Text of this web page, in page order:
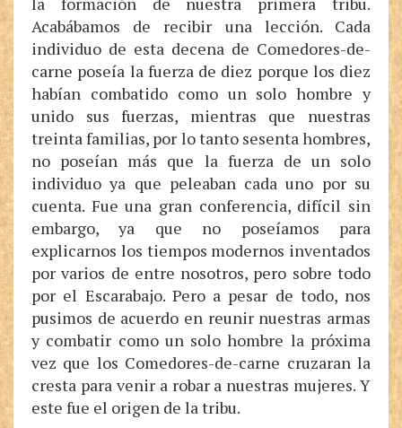
Acabábamos de recibir una lección. Cada
individuo de esta decena de Comedores-de-
carne poseía la fuerza de diez porque los diez
habían combatido como un solo hombre y
unido sus fuerzas, mientras que nuestras
treinta familias, por lo tanto sesenta hombres,
no poseían más que la fuerza de un solo
individuo ya que peleaban cada uno por su
cuenta. Fue una gran conferencia, difícil sin
embargo, ya que no poseíamos para
explicarnos los tiempos modernos inventados
por varios de entre nosotros, pero sobre todo
por el Escarabajo. Pero a pesar de todo, nos
pusimos de acuerdo en reunir nuestras armas
y combatir como un solo hombre la próxima
vez que los Comedores-de-carne cruzaran la
cresta para venir a robar a nuestras mujeres. Y
este fue el origen de la tribu.